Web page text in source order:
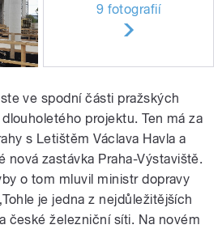
9 fotografií
ve spodní části pražských
projektu. Ten má za
s Letištěm Václava Havla a
nová zastávka Praha-Výstaviště.
o tom mluvil ministr dopravy
je jedna z nejdůležitějších
české železniční síti. Na novém